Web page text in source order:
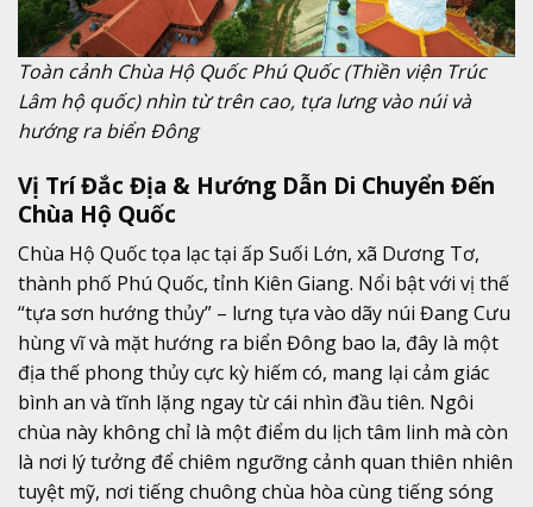
Toàn cảnh Chùa Hộ Quốc Phú Quốc (Thiền viện Trúc
Lâm hộ quốc) nhìn từ trên cao, tựa lưng vào núi và
hướng ra biển Đông
Vị Trí Đắc Địa & Hướng Dẫn Di Chuyển Đến
Chùa Hộ Quốc
Chùa Hộ Quốc tọa lạc tại ấp Suối Lớn, xã Dương Tơ,
thành phố Phú Quốc, tỉnh Kiên Giang. Nổi bật với vị thế
“tựa sơn hướng thủy” – lưng tựa vào dãy núi Đang Cưu
hùng vĩ và mặt hướng ra biển Đông bao la, đây là một
địa thế phong thủy cực kỳ hiếm có, mang lại cảm giác
bình an và tĩnh lặng ngay từ cái nhìn đầu tiên. Ngôi
chùa này không chỉ là một điểm du lịch tâm linh mà còn
là nơi lý tưởng để chiêm ngưỡng cảnh quan thiên nhiên
tuyệt mỹ, nơi tiếng chuông chùa hòa cùng tiếng sóng